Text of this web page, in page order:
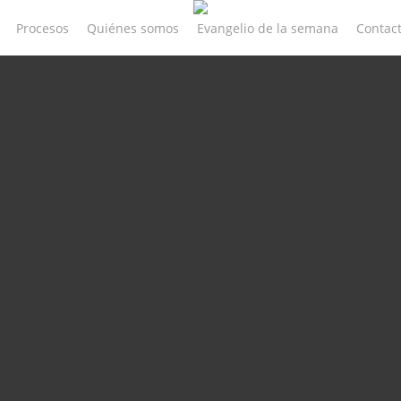
Procesos Quiénes somos Evangelio de la semana